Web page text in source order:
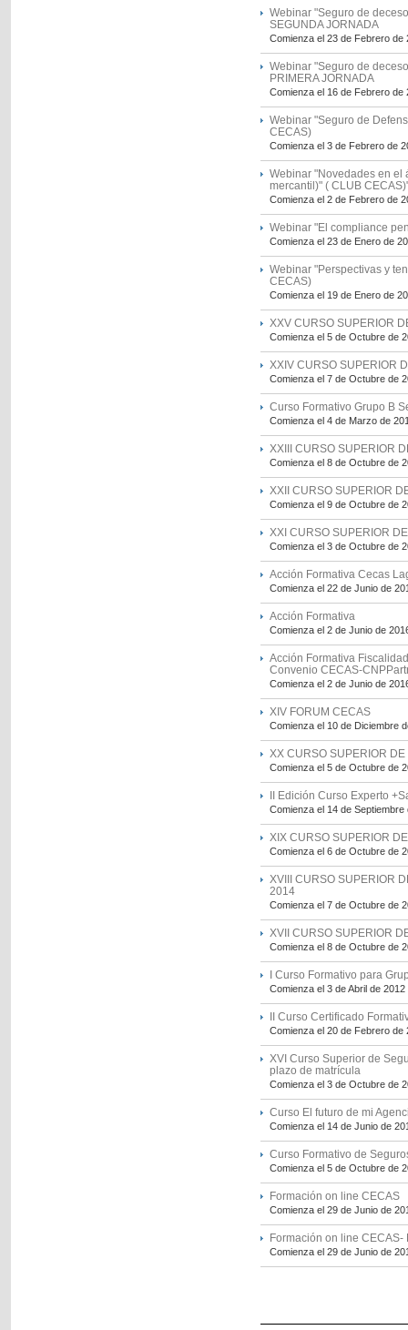
Webinar "Seguro de
SEGUNDA JORNADA
Comienza el 23 de Febrero de
Webinar "Seguro de
PRIMERA JORNADA
Comienza el 16 de Febrero de
Webinar "Seguro de
CECAS)
Comienza el 3 de Febrero de
Webinar "Novedades en el
mercantil)" ( CLUB
Comienza el 2 de Febrero de
Webinar "El compliance
Comienza el 23 de Enero de
Webinar "Perspectivas y
CECAS)
Comienza el 19 de Enero de
XXV CURSO SUPERIOR
Comienza el 5 de Octubre de
XXIV CURSO SUPERIOR
Comienza el 7 de Octubre de
Curso Formativo Grupo B
Comienza el 4 de Marzo de
XXIII CURSO SUPERIOR
Comienza el 8 de Octubre de
XXII CURSO SUPERIOR
Comienza el 9 de Octubre de
XXI CURSO SUPERIOR
Comienza el 3 de Octubre de
Acción Formativa Cecas
Comienza el 22 de Junio de
Acción Formativa
Comienza el 2 de Junio de
Acción Formativa
Convenio CECAS-
Comienza el 2 de Junio de
XIV FORUM CECAS
Comienza el 10 de Diciembre
XX CURSO SUPERIOR
Comienza el 5 de Octubre de
II Edición Curso Experto
Comienza el 14 de Septiembre
XIX CURSO SUPERIOR
Comienza el 6 de Octubre de
XVIII CURSO SUPERIOR
2014
Comienza el 7 de Octubre de
XVII CURSO SUPERIOR
Comienza el 8 de Octubre de
I Curso Formativo para
Comienza el 3 de Abril de 2012
II Curso Certificado
Comienza el 20 de Febrero de
XVI Curso Superior de
plazo de matrícula
Comienza el 3 de Octubre de
Curso El futuro de mi
Comienza el 14 de Junio de
Curso Formativo de
Comienza el 5 de Octubre de
Formación on line CECAS
Comienza el 29 de Junio de
Formación on line
Comienza el 29 de Junio de